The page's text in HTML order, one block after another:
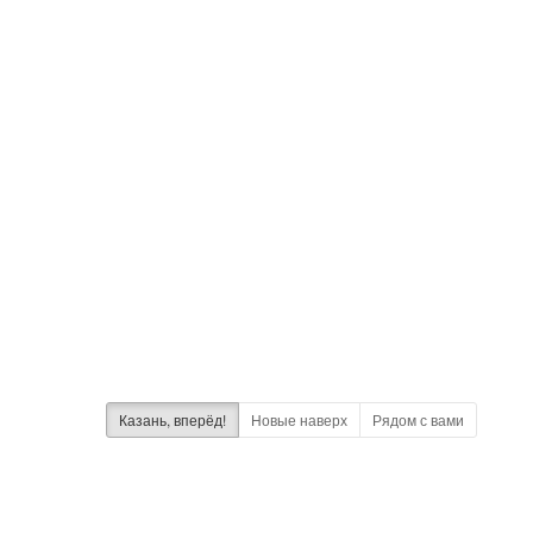
Казань, вперёд! Новые наверх Рядом с вами